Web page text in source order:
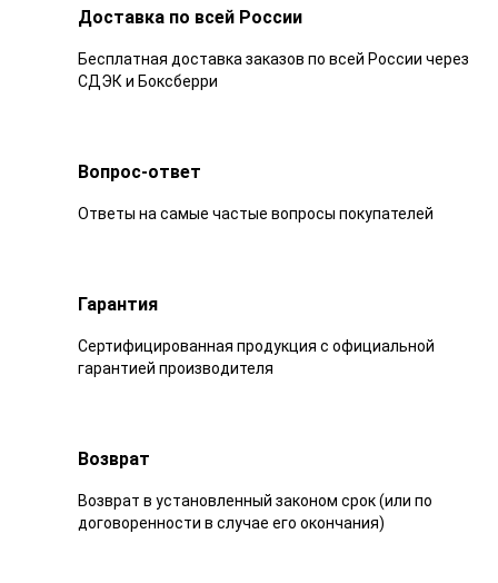
Доставка по всей России
Бесплатная доставка заказов по всей России через
СДЭК и Боксберри
Вопрос-ответ
Ответы на самые частые вопросы покупателей
Гарантия
Сертифицированная продукция с официальной
гарантией производителя
Возврат
Возврат в установленный законом срок (или по
договоренности в случае его окончания)